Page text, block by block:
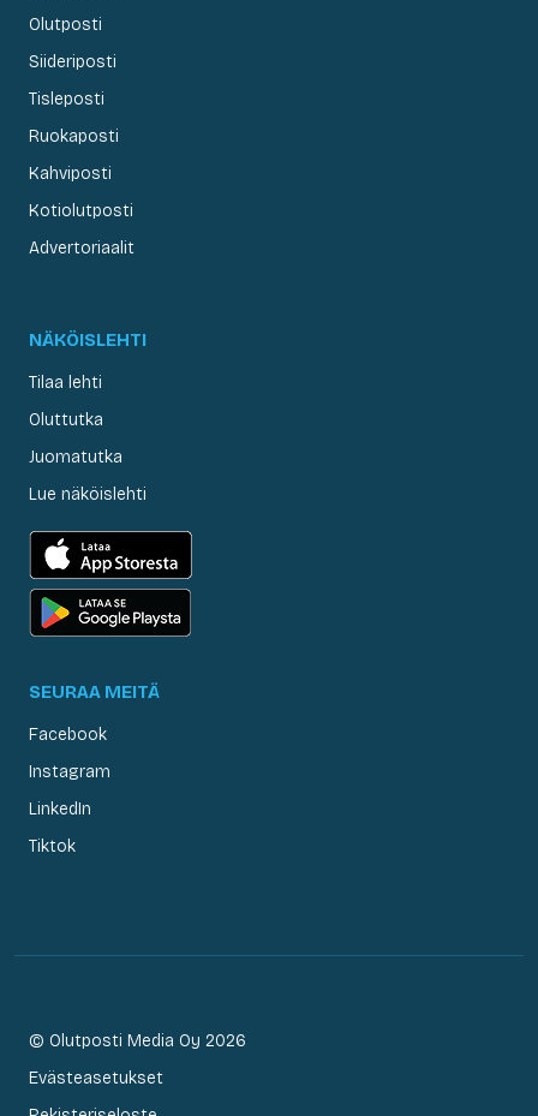
Olutposti
Siideriposti
Tisleposti
Ruokaposti
Kahviposti
Kotiolutposti
Advertoriaalit
NÄKÖISLEHTI
Tilaa lehti
Oluttutka
Juomatutka
Lue näköislehti
SEURAA MEITÄ
Facebook
Instagram
LinkedIn
Tiktok
© Olutposti Media Oy 2026
Evästeasetukset